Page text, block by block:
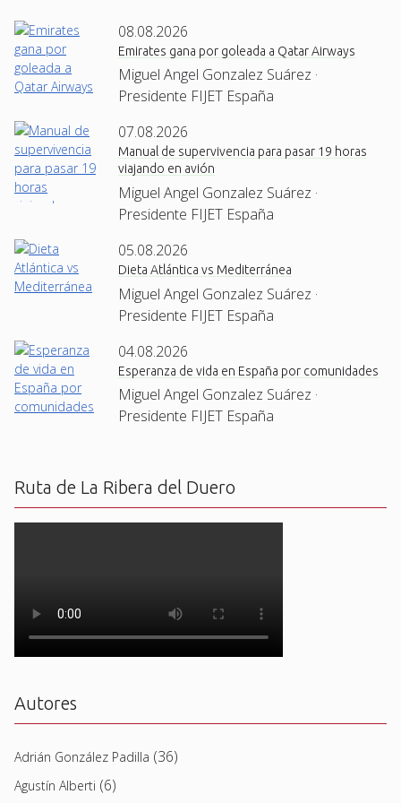
08.08.2026
Emirates gana por goleada a Qatar Airways
Miguel Angel Gonzalez Suárez ·
Presidente FIJET España
07.08.2026
Manual de supervivencia para pasar 19 horas
viajando en avión
Miguel Angel Gonzalez Suárez ·
Presidente FIJET España
05.08.2026
Dieta Atlántica vs Mediterránea
Miguel Angel Gonzalez Suárez ·
Presidente FIJET España
04.08.2026
Esperanza de vida en España por comunidades
Miguel Angel Gonzalez Suárez ·
Presidente FIJET España
Ruta de La Ribera del Duero
Autores
Adrián González Padilla (36)
Agustín Alberti (6)